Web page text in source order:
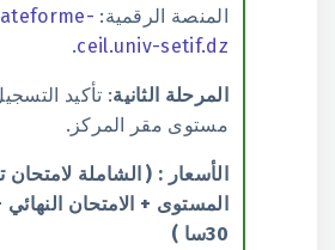
المنصة الرقمية:
ceil.univ-setif.dz
.
المرحلة الثانية: تأكيد
مستوى مقر المركز.
الأسعار : ( الشاملة لامتحان
المستوى + الامتحان
30سا )